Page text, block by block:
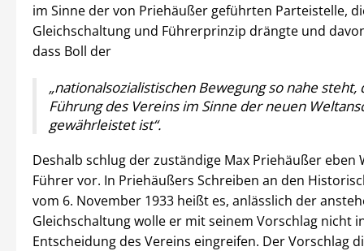
im Sinne der von Priehäußer geführten Parteistelle,
Gleichschaltung und Führerprinzip drängte und
dass Boll der
„nationalsozialistischen Bewegung so nahe steht,
Führung des Vereins im Sinne der neuen
gewährleistet ist“.
Deshalb schlug der zuständige Max Priehäußer eben
Führer vor. In Priehäußers Schreiben an den
vom 6. November 1933 heißt es, anlässlich der
Gleichschaltung wolle er mit seinem Vorschlag nicht
Entscheidung des Vereins eingreifen. Der Vorschlag